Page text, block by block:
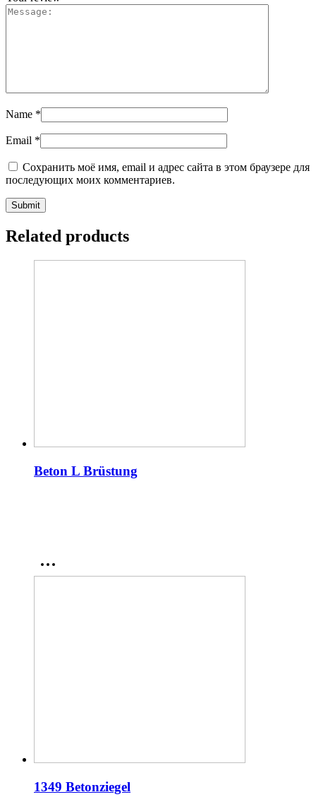
Name *
Email *
Сохранить моё имя, email и адрес сайта в этом браузере для
последующих моих комментариев.
Related products
Beton L Brüstung
1349 Betonziegel